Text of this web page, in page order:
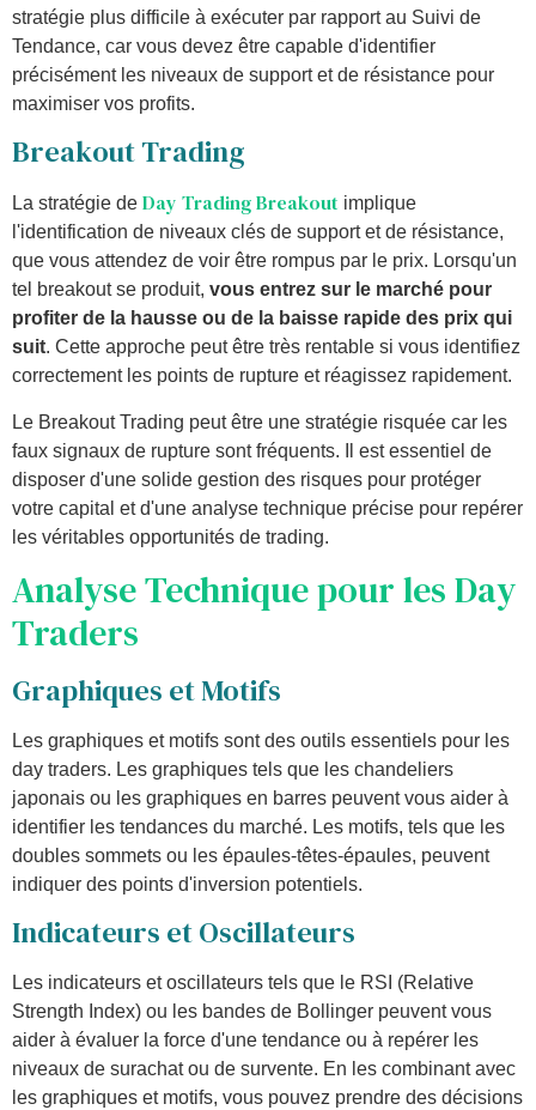
stratégie plus difficile à exécuter par rapport au Suivi de
Tendance, car vous devez être capable d'identifier
précisément les niveaux de support et de résistance pour
maximiser vos profits.
Breakout Trading
La stratégie de Day Trading Breakout implique
l'identification de niveaux clés de support et de résistance,
que vous attendez de voir être rompus par le prix. Lorsqu'un
tel breakout se produit, vous entrez sur le marché pour
profiter de la hausse ou de la baisse rapide des prix qui
suit. Cette approche peut être très rentable si vous identifiez
correctement les points de rupture et réagissez rapidement.
Le Breakout Trading peut être une stratégie risquée car les
faux signaux de rupture sont fréquents. Il est essentiel de
disposer d'une solide gestion des risques pour protéger
votre capital et d'une analyse technique précise pour repérer
les véritables opportunités de trading.
Analyse Techniquepour les Day
Traders
Graphiques et Motifs
Les graphiques et motifs sont des outils essentiels pour les
day traders. Les graphiques tels que les chandeliers
japonais ou les graphiques en barres peuvent vous aider à
identifier les tendances du marché. Les motifs, tels que les
doubles sommets ou les épaules-têtes-épaules, peuvent
indiquer des points d'inversion potentiels.
Indicateurs et Oscillateurs
Les indicateurs et oscillateurs tels que le RSI (Relative
Strength Index) ou les bandes de Bollinger peuvent vous
aider à évaluer la force d'une tendance ou à repérer les
niveaux de surachat ou de survente. En les combinant avec
les graphiques et motifs, vous pouvez prendre des décisions